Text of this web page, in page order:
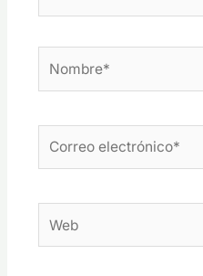
electrónico*